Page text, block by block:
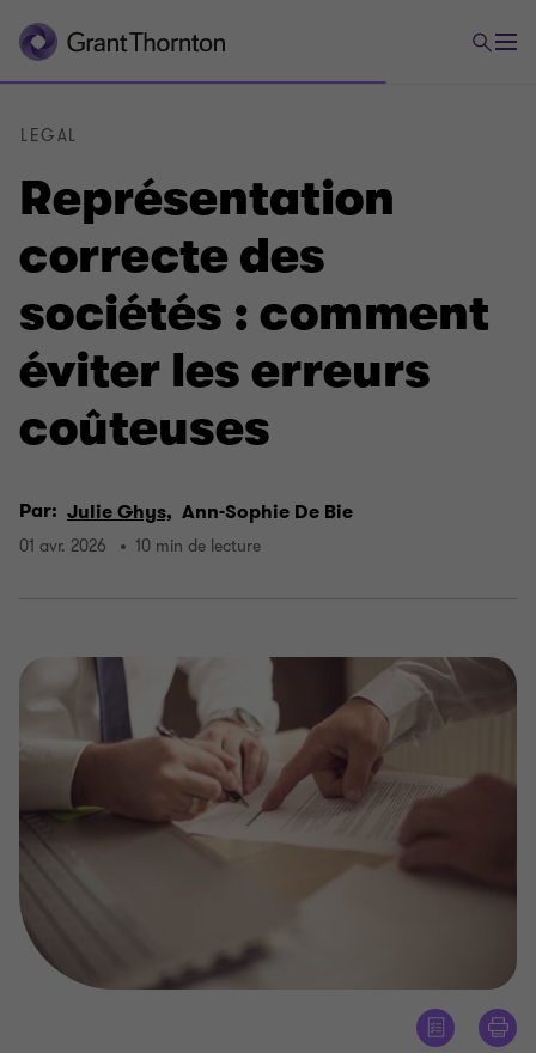
Représentation
correcte des
sociétés : comment
éviter les erreurs
coûteuses
LEGAL
Par: Julie Ghys, Ann-Sophie De Bie
01 avr. 2026 10 min de lecture